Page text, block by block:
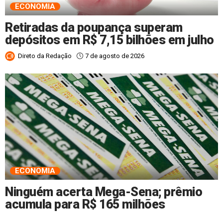
ECONOMIA
Retiradas da poupança superam
depósitos em R$ 7,15 bilhões em julho
Direto da Redação 7 de agosto de 2026
ECONOMIA
Ninguém acerta Mega-Sena; prêmio
acumula para R$ 165 milhões